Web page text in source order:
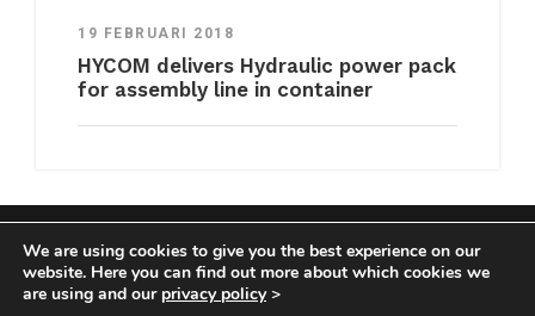
19 FEBRUARI 2018
HYCOM delivers Hydraulic power pack
for assembly line in container
COPYRIGHT HYCOM ALL RIGHTS RESERVED |
IMPRINT|TERMS & CONDITIONS
We are using cookies to give you the best experience on our
website. Here you can find out more about which cookies we
are using and our privacy policy>